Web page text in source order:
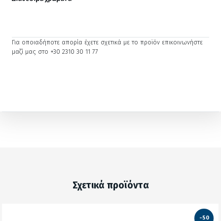
Για οποιαδήποτε απορία έχετε σχετικά με το προϊόν επικοινωνήστε
μαζί μας στο +30 2310 30 11 77
Σχετικά προϊόντα
-50